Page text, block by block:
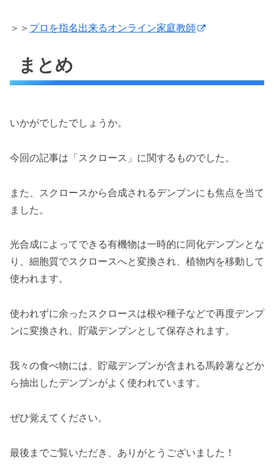
＞＞ プロを指名出来るオンライン家庭教師
まとめ
いかがでしたでしょうか。
今回の記事は「スクロース」に関するものでした。
また、スクロースから合成されるデンプンにも焦点を当て
ました。
光合成によってできる有機物は一時的に同化デンプンとな
り、細胞質でスクロースへと変換され、植物内を移動して
使われます。
使われずに余ったスクロースは根や種子などで再度デンプ
ンに変換され、貯蔵デンプンとして保存されます。
我々の食べ物には、貯蔵デンプンが含まれる馬鈴薯などか
ら抽出したデンプンがよく使われています。
ぜひ覚えてください。
最後までご覧いただき、ありがとうございました！